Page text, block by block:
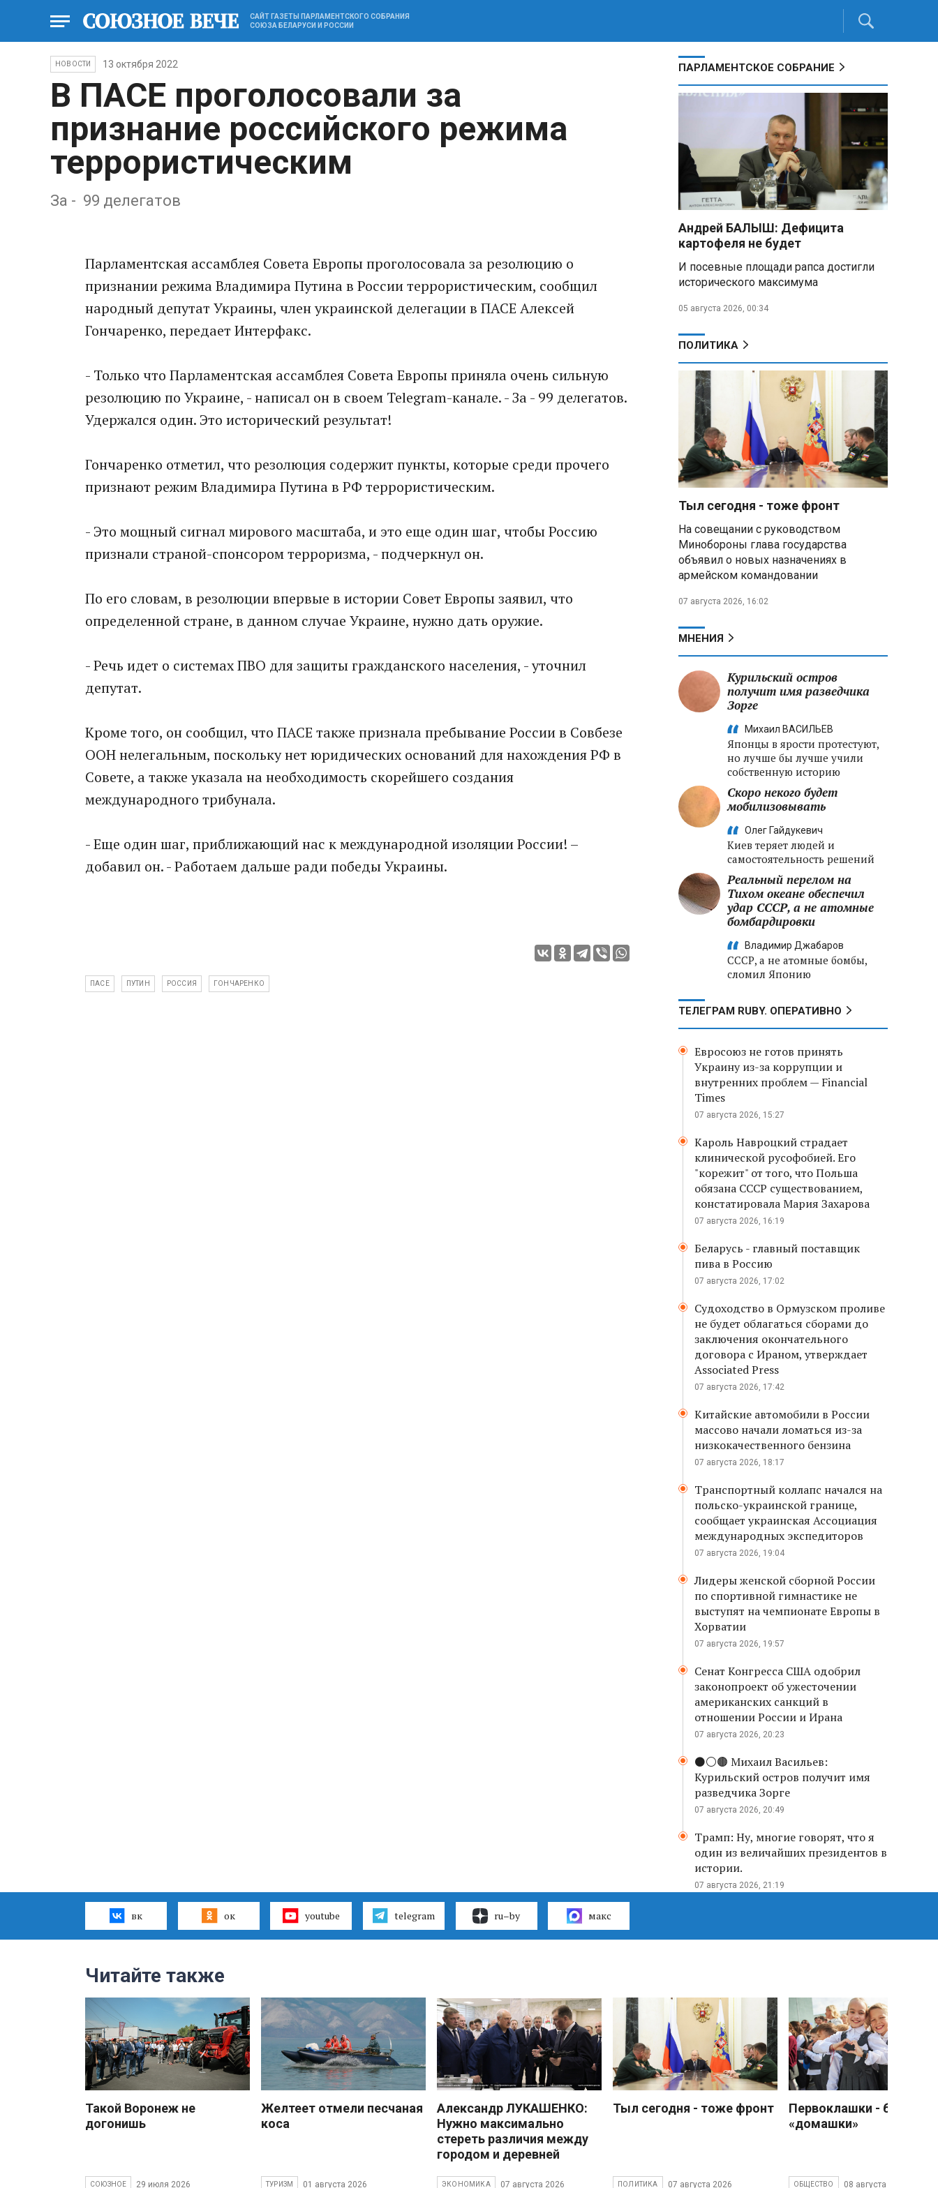
САЙТ ГАЗЕТЫ ПАРЛАМЕНТСКОГО СОБРАНИЯ
СОЮЗА БЕЛАРУСИ И РОССИИ
НОВОСТИ 13 октября 2022
В ПАСЕ проголосовали за
признание российского режима
террористическим
За - 99 делегатов
Парламентская ассамблея Совета Европы проголосовала за резолюцию о
признании режима Владимира Путина в России террористическим, сообщил
народный депутат Украины, член украинской делегации в ПАСЕ Алексей
Гончаренко, передает Интерфакс.
- Только что Парламентская ассамблея Совета Европы приняла очень сильную
резолюцию по Украине, - написал он в своем Telegram-канале. - За - 99 делегатов.
Удержался один. Это исторический результат!
Гончаренко отметил, что резолюция содержит пункты, которые среди прочего
признают режим Владимира Путина в РФ террористическим.
- Это мощный сигнал мирового масштаба, и это еще один шаг, чтобы Россию
признали страной-спонсором терроризма, - подчеркнул он.
По его словам, в резолюции впервые в истории Совет Европы заявил, что
определенной стране, в данном случае Украине, нужно дать оружие.
- Речь идет о системах ПВО для защиты гражданского населения, - уточнил
депутат.
Кроме того, он сообщил, что ПАСЕ также признала пребывание России в Совбезе
ООН нелегальным, поскольку нет юридических оснований для нахождения РФ в
Совете, а также указала на необходимость скорейшего создания
международного трибунала.
- Еще один шаг, приближающий нас к международной изоляции России! –
добавил он. - Работаем дальше ради победы Украины.
ПАСЕ ПУТИН РОССИЯ ГОНЧАРЕНКО
ПАРЛАМЕНТСКОЕ СОБРАНИЕ
Андрей БАЛЫШ: Дефицита
картофеля не будет
И посевные площади рапса достигли
исторического максимума
05 августа 2026, 00:34
ПОЛИТИКА
Тыл сегодня - тоже фронт
На совещании с руководством
Минобороны глава государства
объявил о новых назначениях в
армейском командовании
07 августа 2026, 16:02
МНЕНИЯ
Курильский остров
получит имя разведчика
Зорге
Михаил ВАСИЛЬЕВ
Японцы в ярости протестуют,
но лучше бы лучше учили
собственную историю
Скоро некого будет
мобилизовывать
Олег Гайдукевич
Киев теряет людей и
самостоятельность решений
Реальный перелом на
Тихом океане обеспечил
удар СССР, а не атомные
бомбардировки
Владимир Джабаров
СССР, а не атомные бомбы,
сломил Японию
ТЕЛЕГРАМ RUBY. ОПЕРАТИВНО
Евросоюз не готов принять
Украину из-за коррупции и
внутренних проблем — Financial
Times
07 августа 2026, 15:27
Кароль Навроцкий страдает
клинической русофобией. Его
"корежит" от того, что Польша
обязана СССР существованием,
констатировала Мария Захарова
07 августа 2026, 16:19
Беларусь - главный поставщик
пива в Россию
07 августа 2026, 17:02
Судоходство в Ормузском проливе
не будет облагаться сборами до
заключения окончательного
договора с Ираном, утверждает
Associated Press
07 августа 2026, 17:42
Китайские автомобили в России
массово начали ломаться из-за
низкокачественного бензина
07 августа 2026, 18:17
Транспортный коллапс начался на
польско-украинской границе,
сообщает украинская Ассоциация
международных экспедиторов
07 августа 2026, 19:04
Лидеры женской сборной России
по спортивной гимнастике не
выступят на чемпионате Европы в
Хорватии
07 августа 2026, 19:57
Сенат Конгресса США одобрил
законопроект об ужесточении
американских санкций в
отношении России и Ирана
07 августа 2026, 20:23
⚫️⚪️🟤 Михаил Васильев:
Курильский остров получит имя
разведчика Зорге
07 августа 2026, 20:49
Трамп: Ну, многие говорят, что я
один из величайших президентов в
истории.
07 августа 2026, 21:19
вк ок youtube telegram ru–by макс
Читайте также
Такой Воронеж не
догонишь
СОЮЗНОЕ 29 июля 2026
Желтеет отмели песчаная
коса
ТУРИЗМ 01 августа 2026
Александр ЛУКАШЕНКО:
Нужно максимально
стереть различия между
городом и деревней
ЭКОНОМИКА 07 августа 2026
Тыл сегодня - тоже фронт
ПОЛИТИКА 07 августа 2026
Первоклашки - без
«домашки»
ОБЩЕСТВО 08 августа 2026